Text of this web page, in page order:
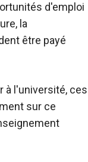
d'emploi
la
être payé
à l'université, ces
sur ce